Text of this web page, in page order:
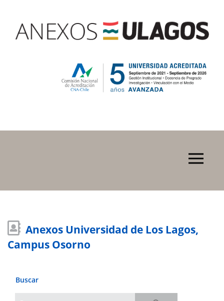
Anexos Universidad de Los Lagos,
Campus Osorno
Buscar